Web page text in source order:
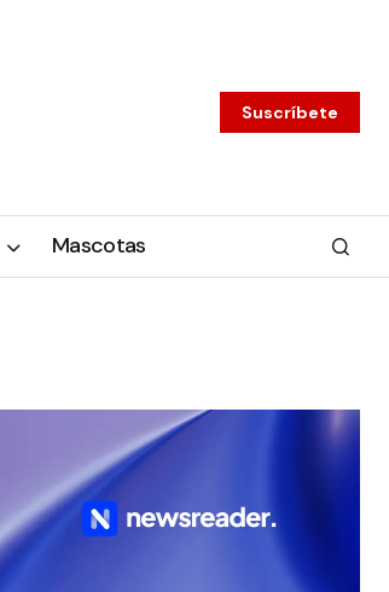
Suscríbete
Mascotas